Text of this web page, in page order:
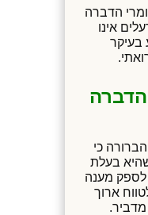
הדברה
אינו
בעיקר
הדברה
כי
בעלת
לספק מענה
ארוך